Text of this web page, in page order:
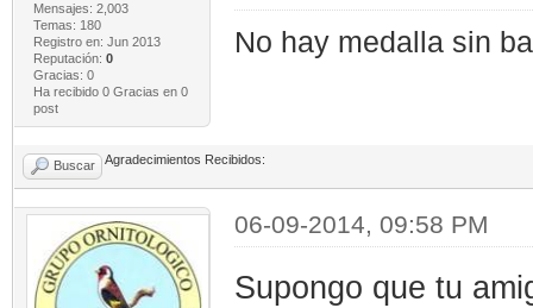
Mensajes: 2,003
Temas: 180
Registro en: Jun 2013
Reputación: 0
Gracias: 0
Ha recibido 0 Gracias en 0
post
No hay medalla sin
Buscar Agradecimientos Recibidos:
06-09-2014, 09:58 PM
Supongo que tu